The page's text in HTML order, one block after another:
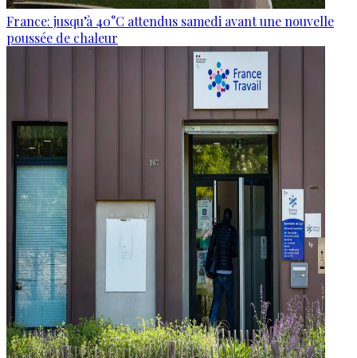
France: jusqu’à 40°C attendus samedi avant une nouvelle
poussée de chaleur